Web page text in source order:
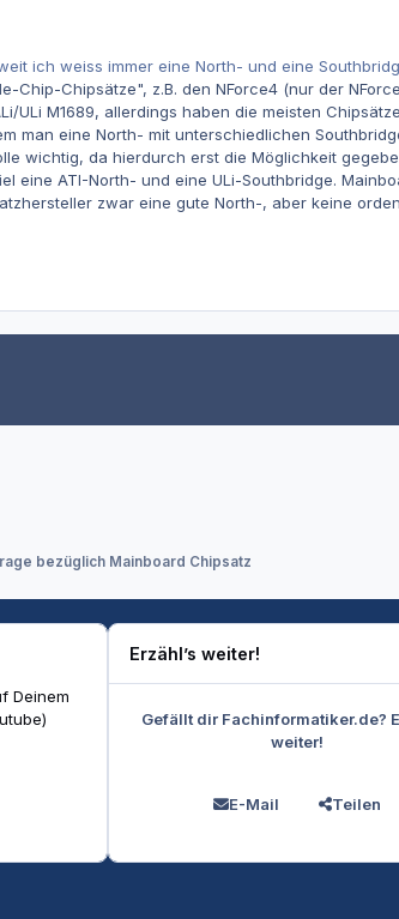
ich weiss immer eine North- und eine
Chip-Chipsätze", z.B. den NForce4 (nur der
ULi M1689, allerdings haben die meisten
man eine North- mit unterschiedlichen
wichtig, da hierdurch erst die Möglichkeit
eine ATI-North- und eine ULi-Southbridge.
zwar eine gute North-, aber keine
bezüglich Mainboard Chipsatz
Deinem
Erzähl’s weiter!
Gefällt dir Fachinformatiker.de?
weiter!
E-Mail Teilen